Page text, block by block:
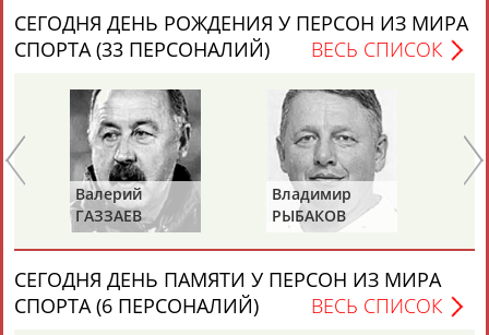
Рамазан
АБДУЛАЕВ
Тагир
АБДУЛАЕВ
Камиль
АБДУЛАЗИЗОВ
Загалав
АБДУЛБЕКОВ
Камалудин
АБДУЛДАУДОВ
Абдула
АБДУЛЖАЛИЛОВ
Магомед
АБДУЛКАГИРОВ
Назир
АБДУЛЛАЕВ
24 персон из 13181
ЕЩЁ ПЕРСОНЫ
СЕГОДНЯ ДЕНЬ РОЖДЕНИЯ У ПЕРСОН ИЗ МИРА
СПОРТА (33 ПЕРСОНАЛИЙ)
ВЕСЬ СПИСОК
Валерий
ГАЗЗАЕВ
Владимир
РЫБАКОВ
СЕГОДНЯ ДЕНЬ ПАМЯТИ У ПЕРСОН ИЗ МИРА
СПОРТА (6 ПЕРСОНАЛИЙ)
ВЕСЬ СПИСОК